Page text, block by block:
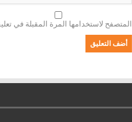
المتصفح لاستخدامها المرة المقبلة في